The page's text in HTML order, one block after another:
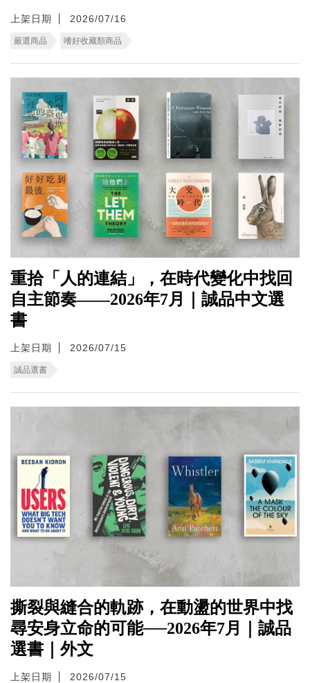
上架日期 2026/07/16
嚴選商品 嗜好收藏類商品
重拾「人的連結」，在時代變化中找回
自主節奏——2026年7月｜誠品中文選
書
上架日期 2026/07/15
誠品選書
撕裂與縫合的軌跡，在動盪的世界中找
尋安身立命的可能──2026年7月｜誠品
選書｜外文
上架日期 2026/07/15